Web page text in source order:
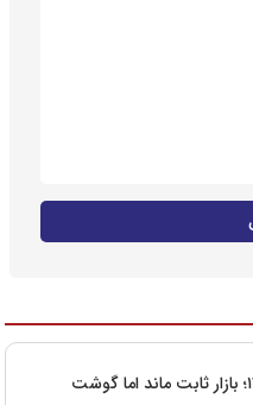
قیمت گوشت قرمز امروز ۱۸ مرداد ۱۴۰۵؛ بازار ثابت ماند اما گوشت